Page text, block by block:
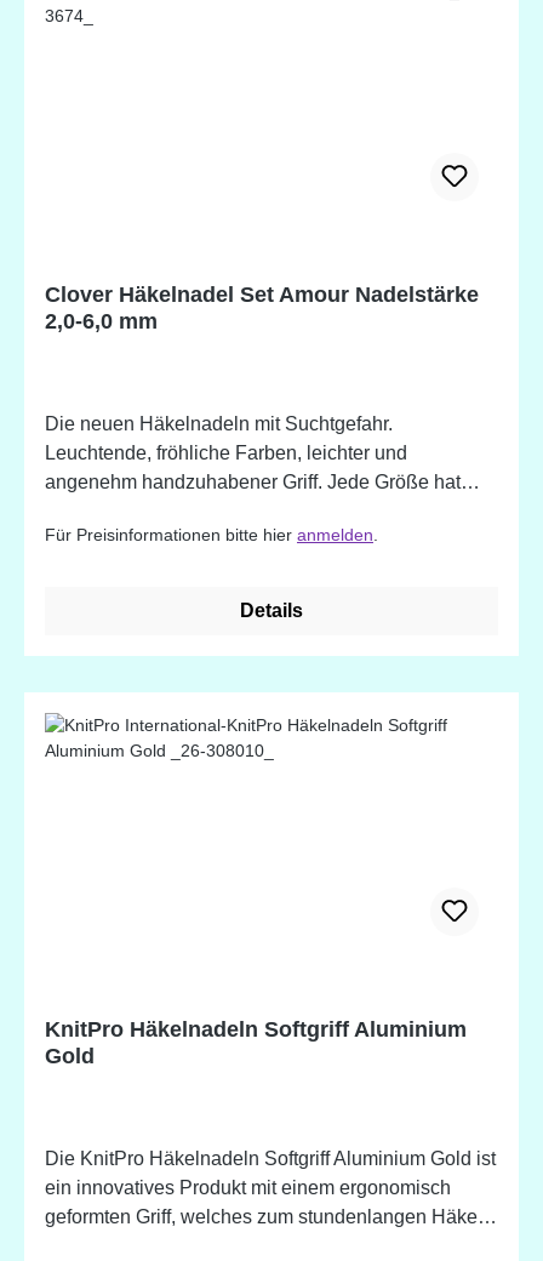
Clover Häkelnadel Set Amour Nadelstärke
2,0-6,0 mm
Die neuen Häkelnadeln mit Suchtgefahr.
Leuchtende, fröhliche Farben, leichter und
angenehm handzuhabener Griff. Jede Größe hat
2.0 / 2.5 / 3.0 / 3.5 /4.0 / 4.5 / 5.0 / 5.5 / 6.0mm
Für Preisinformationen bitte hier anmelden
Details
KnitPro Häkelnadeln Softgriff Aluminium
Gold
Die KnitPro Häkelnadeln Softgriff Aluminium Gold ist
ein innovatives Produkt mit einem ergonomisch
geformten Griff, welches zum stundenlangen Häkeln